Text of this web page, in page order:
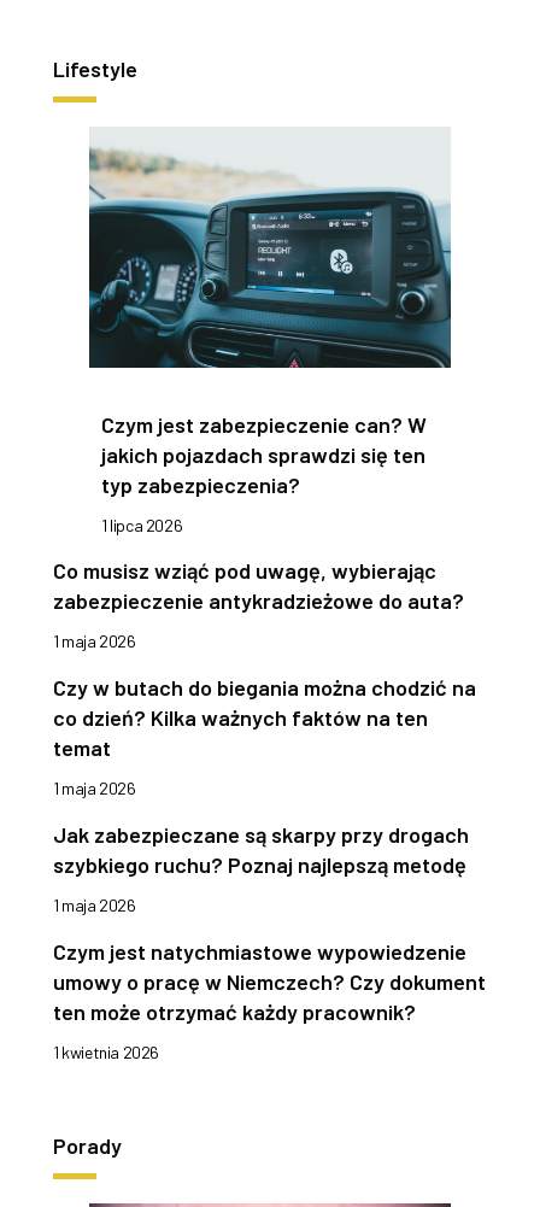
Lifestyle
Czym jest zabezpieczenie can? W
jakich pojazdach sprawdzi się ten
typ zabezpieczenia?
1 lipca 2026
Co musisz wziąć pod uwagę, wybierając
zabezpieczenie antykradzieżowe do auta?
1 maja 2026
Czy w butach do biegania można chodzić na
co dzień? Kilka ważnych faktów na ten
temat
1 maja 2026
Jak zabezpieczane są skarpy przy drogach
szybkiego ruchu? Poznaj najlepszą metodę
1 maja 2026
Czym jest natychmiastowe wypowiedzenie
umowy o pracę w Niemczech? Czy dokument
ten może otrzymać każdy pracownik?
1 kwietnia 2026
Porady